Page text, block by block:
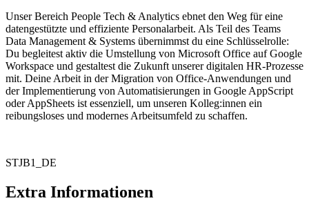
Unser Bereich People Tech & Analytics ebnet den Weg für eine
datengestützte und effiziente Personalarbeit. Als Teil des Teams
Data Management & Systems übernimmst du eine Schlüsselrolle:
Du begleitest aktiv die Umstellung von Microsoft Office auf Google
Workspace und gestaltest die Zukunft unserer digitalen HR-Prozesse
mit. Deine Arbeit in der Migration von Office-Anwendungen und
der Implementierung von Automatisierungen in Google AppScript
oder AppSheets ist essenziell, um unseren Kolleg:innen ein
reibungsloses und modernes Arbeitsumfeld zu schaffen.
STJB1_DE
Extra Informationen